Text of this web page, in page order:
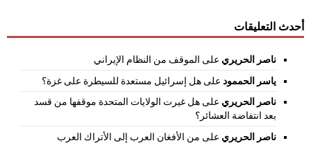
أحدث التعليقات
ناصر الحريري على الموقف من النظام الإيراني
ياسر الحممود على هل إسرائيل مستعدة للسيطرة على غزة؟
ناصر الحريري على هل غيرت الولايات المتحدة موقفها من قسد
بعد انتفاضة العشائر؟
ناصر الحريري على من الأفغان العرب إلى الأتراك العرب